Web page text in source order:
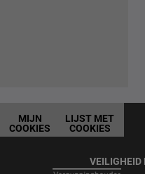
MIJN
COOKIES
LIJST MET
COOKIES
VEILIGHEID